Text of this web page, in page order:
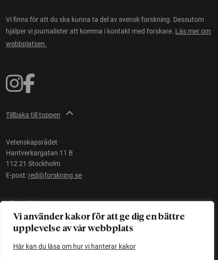
Vi använder kakor för att ge dig en bättre
upplevelse av vår webbplats
Här kan du läsa om hur vi hanterar kakor
Vi finns för att du ska kunna ta del av svensk forskning. Dessutom
hjälper vi journalister att komma i kontakt med forskare. Läs mer om
webbplatsen.
Tillbaka till toppen
Vetenskapsrådet
Hantverkargatan 11 B
112 21 Stockholm
E-post: red@forskning.se
Tillgänglighet
Ett initiativ avVetenskapsrådet